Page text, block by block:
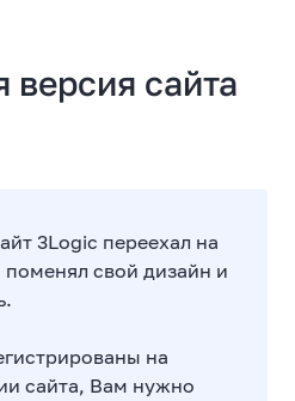
версия сайта
3Logic переехал на
свой дизайн и
на
сайта, Вам нужно